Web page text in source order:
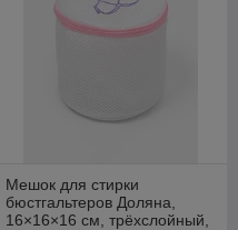
Мешок для стирки
бюстгальтеров Доляна,
16×16×16 см, трёхслойный,